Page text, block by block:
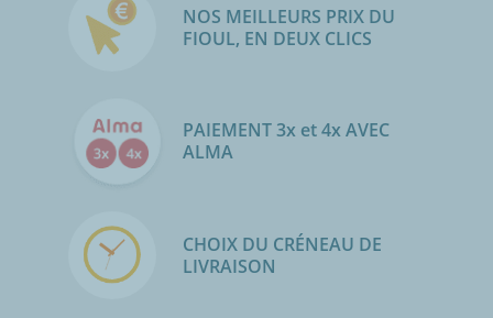
NOS MEILLEURS PRIX DU
FIOUL, EN DEUX CLICS
PAIEMENT 3x et 4x AVEC
ALMA
CHOIX DU CRÉNEAU DE
LIVRAISON